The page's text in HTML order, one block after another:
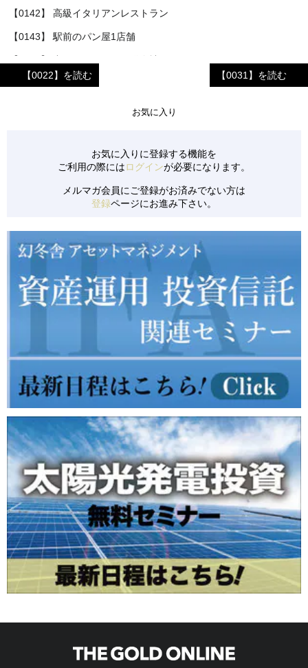
【0142】 高級イタリアンレストラン
【0143】 駅前のパン屋1店舗
【0141】 ECサイトでの資格取得ゼミ運営会社
【0137】 京都市の旅館①（旅館業付ゲストハウス）
【0139】 アパレルキャラクターブランド
【0133】 児童発達支援事業所のFC投資
【0135】 清掃サービス会社
【0136】 都内のレジデンス保有会社
【0130】 リピーターを多く抱える飲食店
【0131】 美容系商材を扱う小売&卸売業
【0132】 新設のコインランドリー
【0022】を読む 【0031】を読む
お気に入り
お気に入りに登録する機能を
ご利用の際にはログインが必要になります。
メルマガ会員にご登録がお済みでない方は
登録ページにお進み下さい。